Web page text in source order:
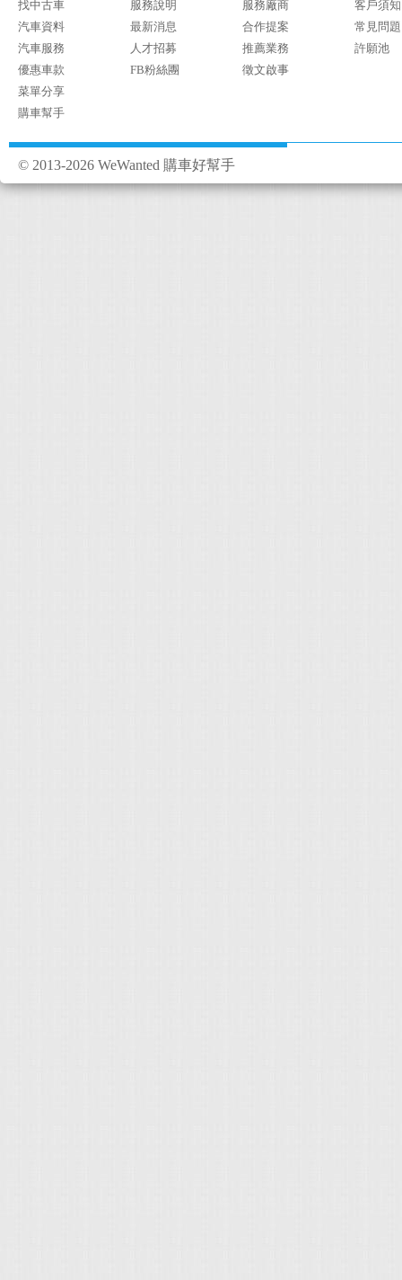
找中古車
汽車資料
汽車服務
優惠車款
菜單分享
購車幫手
服務說明
最新消息
人才招募
FB粉絲團
服務廠商
合作提案
推薦業務
徵文啟事
客戶須知
常見問題
許願池
© 2013-2026 WeWanted 購車好幫手